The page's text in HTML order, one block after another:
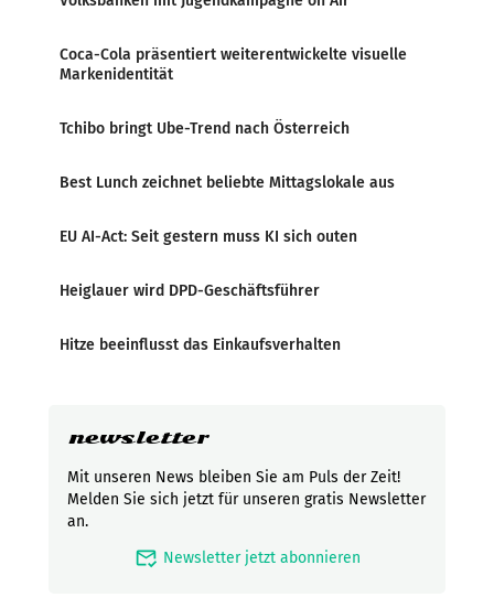
Coca-Cola präsentiert weiterentwickelte visuelle
Markenidentität
Tchibo bringt Ube-Trend nach Österreich
Best Lunch zeichnet beliebte Mittagslokale aus
EU AI-Act: Seit gestern muss KI sich outen
Heiglauer wird DPD-Geschäftsführer
Hitze beeinflusst das Einkaufsverhalten
newsletter
Mit unseren News bleiben Sie am Puls der Zeit!
Melden Sie sich jetzt für unseren gratis Newsletter
an.
mark_email_read Newsletter jetzt abonnieren